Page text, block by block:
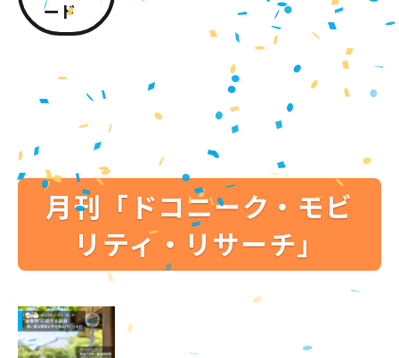
ード
月刊「ドコニーク・モビ
リティ・リサーチ」